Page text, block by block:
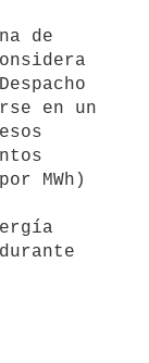
en un
MWh)